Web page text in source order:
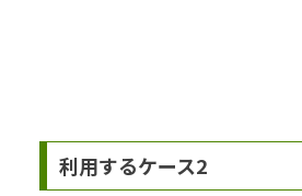
利用するケース2